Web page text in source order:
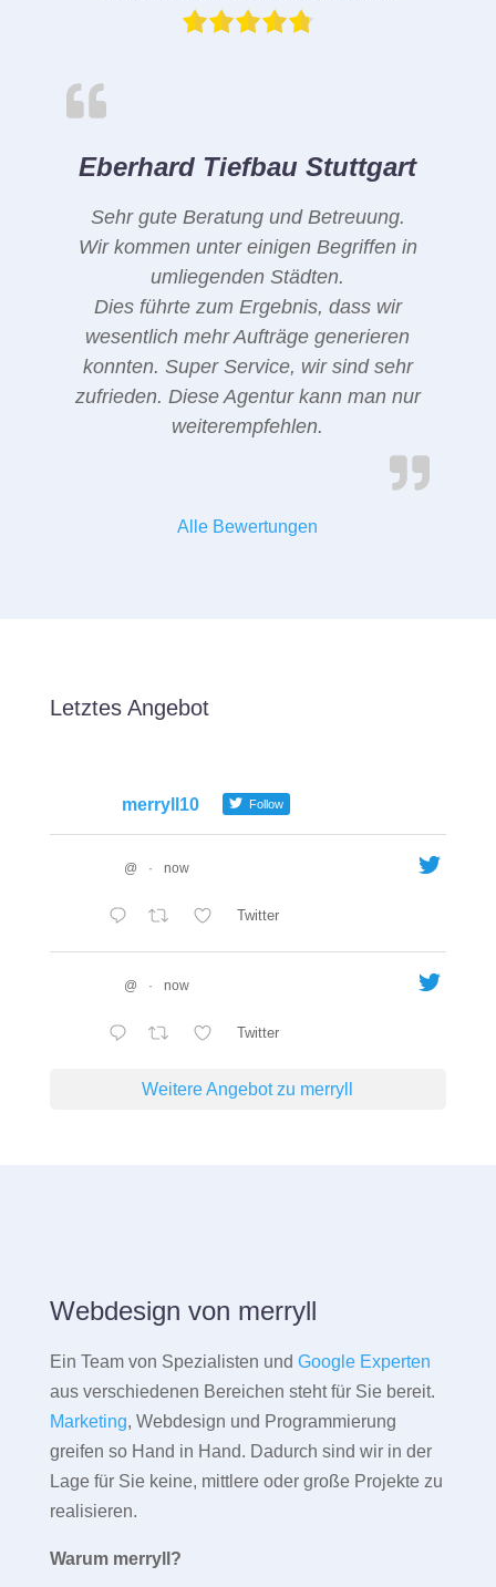
Eberhard Tiefbau Stuttgart
Sehr gute Beratung und Betreuung.
Wir kommen unter einigen Begriffen in
umliegenden Städten.
Dies führte zum Ergebnis, dass wir
wesentlich mehr Aufträge generieren
konnten. Super Service, wir sind sehr
zufrieden. Diese Agentur kann man nur
weiterempfehlen.
Alle Bewertungen
Letztes Angebot
merryll10 Follow
@ · now
Twitter
@ · now
Twitter
Weitere Angebot zu merryll
Webdesign von merryll
Ein Team von Spezialisten und Google Experten
aus verschiedenen Bereichen steht für Sie bereit.
Marketing, Webdesign und Programmierung
greifen so Hand in Hand. Dadurch sind wir in der
Lage für Sie keine, mittlere oder große Projekte zu
realisieren.
Warum merryll?